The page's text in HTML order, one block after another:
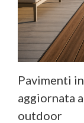
Pavimenti
aggiornata
outdoor